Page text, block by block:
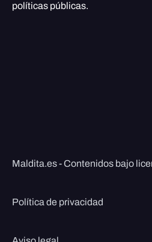
políticas públicas.
Maldita.es - Contenidos bajo
Política de privacidad